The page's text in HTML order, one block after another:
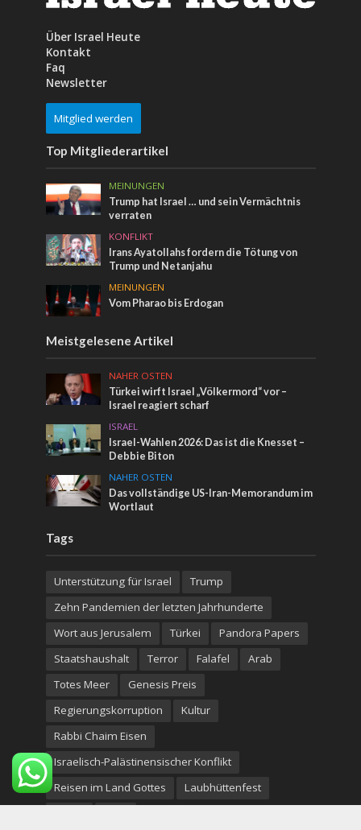
Über Israel Heute
Kontakt
Faq
Newsletter
Mitglied werden
Top Mitgliederartikel
MEINUNGEN
Trump hat Israel … und sein Vermächtnis
verraten
KONFLIKT
Irans Ayatollahs fordern die Tötung von
Trump und Netanjahu
MEINUNGEN
Vom Pharao bis Erdogan
Meistgelesene Artikel
NAHER OSTEN
Türkei wirft Israel „Völkermord“ vor –
Israel reagiert scharf
ISRAEL
Israel-Wahlen 2026: Das ist die Knesset –
Debbie Biton
NAHER OSTEN
Das vollständige US-Iran-Memorandum im
Wortlaut
Tags
Unterstützung für Israel
Trump
Zehn Pandemien der letzten Jahrhunderte
Wort aus Jerusalem
Türkei
Pandora Papers
Staatshaushalt
Terror Falafel
Arab
Totes Meer
Genesis Preis
Regierungskorruption
Kultur
Rabbi Chaim Eisen
Israelisch-Palästinensischer Konflikt
Reisen im Land Gottes
Laubhüttenfest